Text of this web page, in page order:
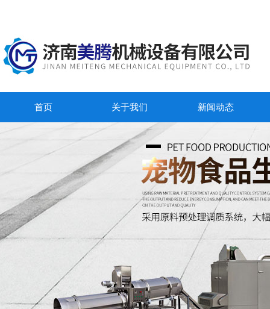
首页 关于我们 新闻动态